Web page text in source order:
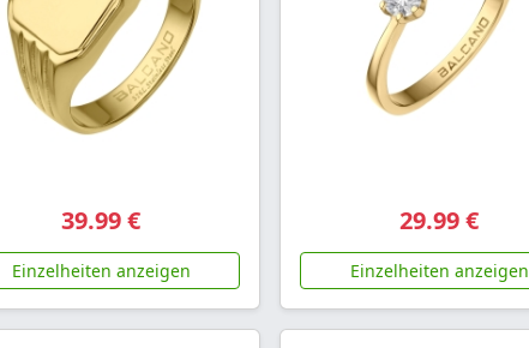
39.99 €
Einzelheiten anzeigen
29.99 €
Einzelheiten anzeigen